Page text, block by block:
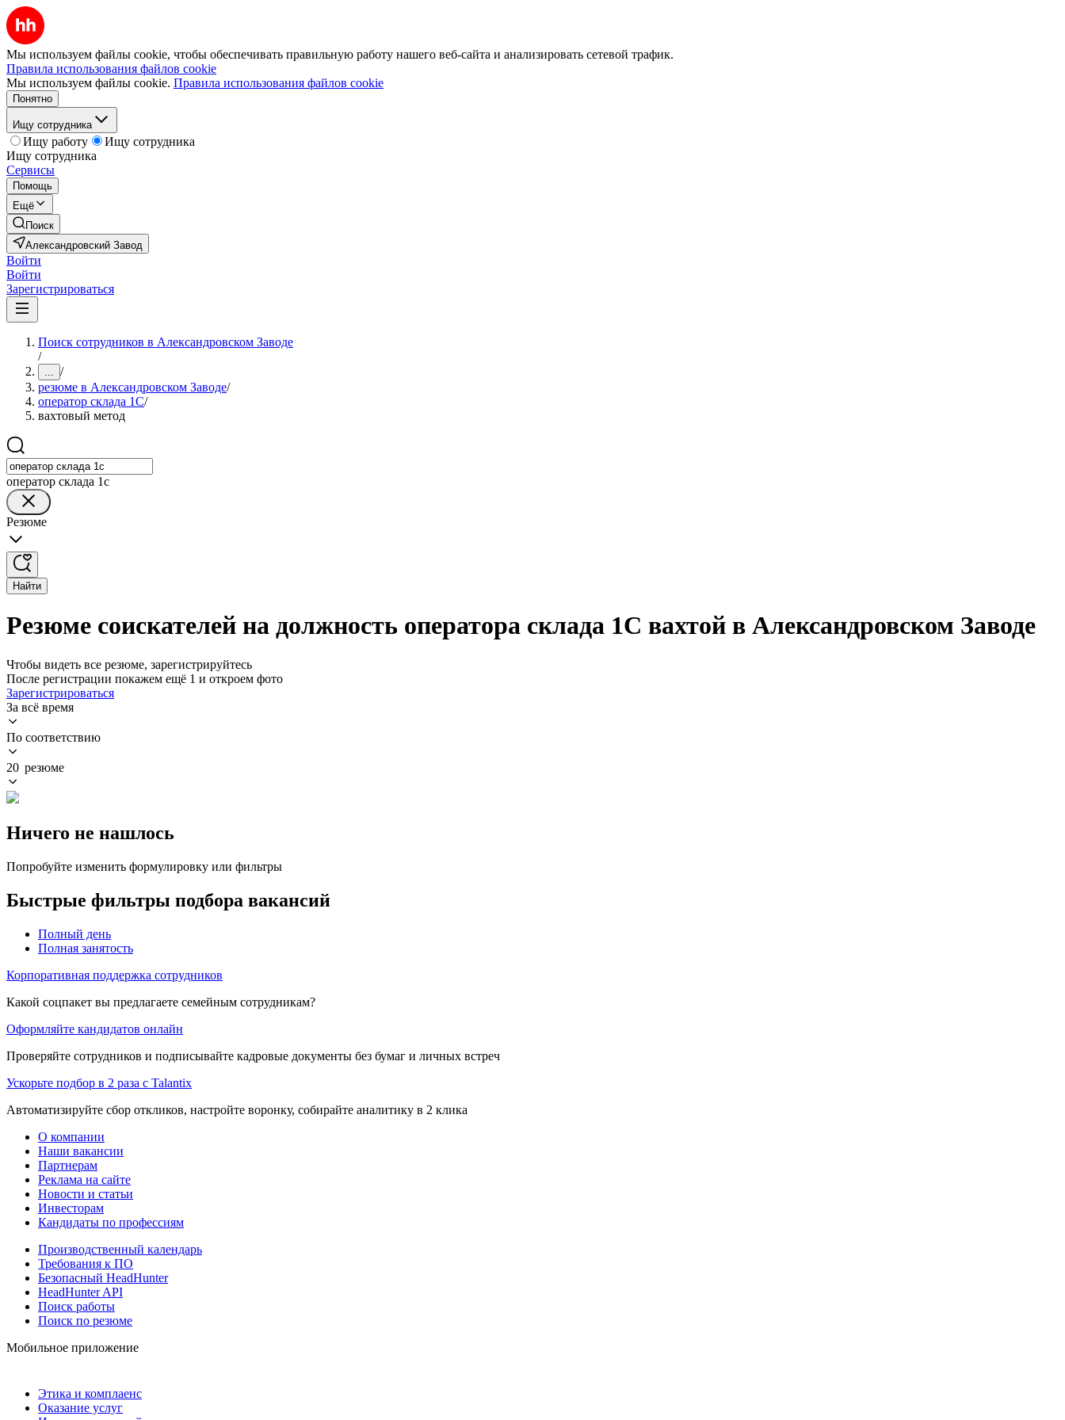
Мы используем файлы cookie, чтобы обеспечивать правильную работу нашего веб-сайта и анализировать сетевой трафик.
Правила использования файлов cookie
Мы используем файлы cookie. Правила использования файлов cookie
Понятно
Ищу сотрудника
Ищу работу
Ищу сотрудника
Ищу сотрудника
Сервисы
Помощь
Ещё
Поиск
Александровский Завод
Войти
Войти
Зарегистрироваться
Поиск сотрудников в Александровском Заводе
/
... /
резюме в Александровском Заводе/
оператор склада 1С/
вахтовый метод
оператор склада 1с
Резюме
Найти
Резюме соискателей на должность оператора склада 1С вахтой в Александровском Заводе
Чтобы видеть все резюме, зарегистрируйтесь
После регистрации покажем ещё 1 и откроем фото
Зарегистрироваться
За всё время
По соответствию
20 резюме
Ничего не нашлось
Попробуйте изменить формулировку или фильтры
Быстрые фильтры подбора вакансий
Полный день
Полная занятость
Корпоративная поддержка сотрудников
Какой соцпакет вы предлагаете семейным сотрудникам?
Оформляйте кандидатов онлайн
Проверяйте сотрудников и подписывайте кадровые документы без бумаг и личных встреч
Ускорьте подбор в 2 раза с Talantix
Автоматизируйте сбор откликов, настройте воронку, собирайте аналитику в 2 клика
О компании
Наши вакансии
Партнерам
Реклама на сайте
Новости и статьи
Инвесторам
Кандидаты по профессиям
Производственный календарь
Требования к ПО
Безопасный HeadHunter
HeadHunter API
Поиск работы
Поиск по резюме
Мобильное приложение
Этика и комплаенс
Оказание услуг